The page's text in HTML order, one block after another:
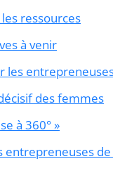
ressources
à venir
les
des femmes
à 360° »
entrepreneuses